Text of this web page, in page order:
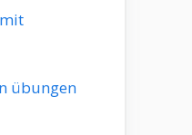
übungen